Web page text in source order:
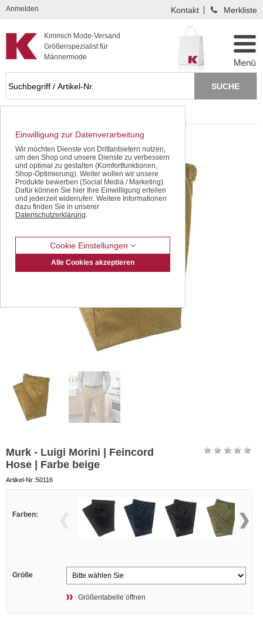
Kompletten Head der Seite überspringen
Kimmich Mode-Versand
Größenspezialist für
Männermode
Anmelden Kontakt Merkliste
Murk - Luigi Morini | Feincord
Hose | Farbe beige
Artikel-Nr.:50116
Farben:
Größe
Größentabelle öffnen
Einwilligung zur Datenverarbeitung
Wir möchten Dienste von Drittanbietern nutzen,
um den Shop und unsere Dienste zu verbessern
und optimal zu gestalten (Komfortfunktionen,
Shop-Optimierung). Weiter wollen wir unsere
Produkte bewerben (Social Media / Marketing).
Dafür können Sie hier Ihre Einwilligung erteilen
und jederzeit widerrufen. Weitere Informationen
dazu finden Sie in unserer
Datenschutzerklärung.
Cookie Einstellungen
Alle Cookies akzeptieren